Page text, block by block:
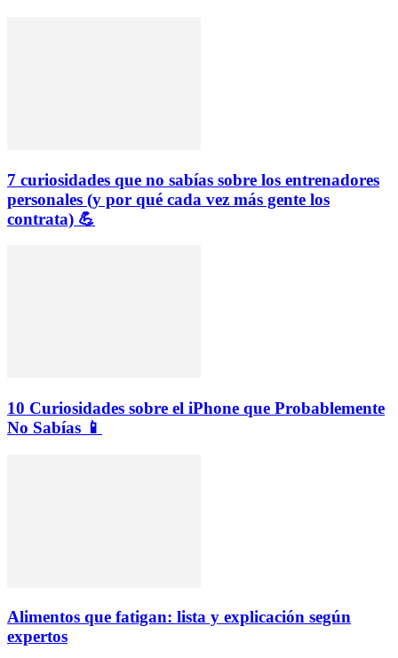
7 curiosidades que no sabías sobre los entrenadores
personales (y por qué cada vez más gente los
contrata) 💪
10 Curiosidades sobre el iPhone que Probablemente
No Sabías 📱
Alimentos que fatigan: lista y explicación según
expertos